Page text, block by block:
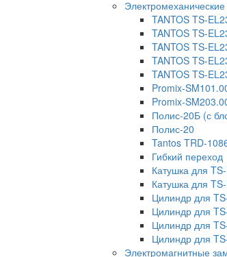
TANTOS TS-
TANTOS TS-
TANTOS TS-
TANTOS TS-
TANTOS TS-
Promix-
Promix-
Полис-20Б (с
Полис-20
Tantos TRD-
Гибкий переход
Катушка для
Катушка для
Цилиндр для
Цилиндр для
Цилиндр для
Цилиндр для
Электромагнитные